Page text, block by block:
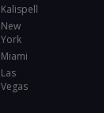
Kalispell
New
York
Miami
Las
Vegas